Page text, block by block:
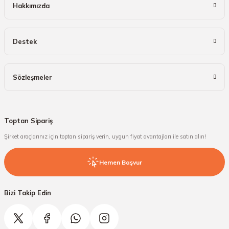
Hakkımızda
Destek
Sözleşmeler
Toptan Sipariş
Şirket araçlarınız için toptan sipariş verin, uygun fiyat avantajları ile satın alın!
Hemen Başvur
Bizi Takip Edin